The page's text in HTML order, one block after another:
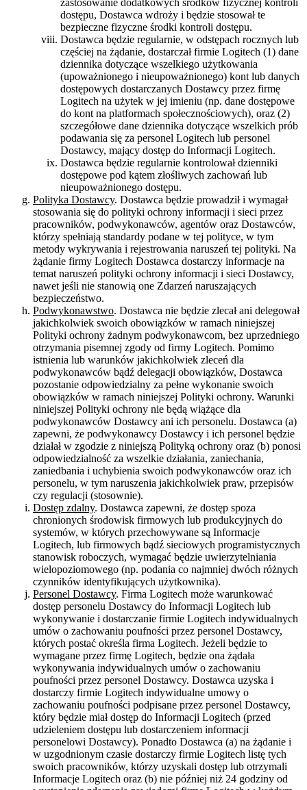
zastosowanie dodatkowych środków fizycznej kontroli
dostępu, Dostawca wdroży i będzie stosował te
bezpieczne fizyczne środki kontroli dostępu.
Dostawca będzie regularnie, w odstępach rocznych lub
częściej na żądanie, dostarczał firmie Logitech (1) dane
dziennika dotyczące wszelkiego użytkowania
(upoważnionego i nieupoważnionego) kont lub danych
dostępowych dostarczanych Dostawcy przez firmę
Logitech na użytek w jej imieniu (np. dane dostępowe
do kont na platformach społecznościowych), oraz (2)
szczegółowe dane dziennika dotyczące wszelkich prób
podawania się za personel Logitech lub personel
Dostawcy, mający dostęp do Informacji Logitech.
Dostawca będzie regularnie kontrolował dzienniki
dostępowe pod kątem złośliwych zachowań lub
nieupoważnionego dostępu.
Polityka Dostawcy. Dostawca będzie prowadził i wymagał
stosowania się do polityki ochrony informacji i sieci przez
pracowników, podwykonawców, agentów oraz Dostawców,
którzy spełniają standardy podane w tej polityce, w tym
metody wykrywania i rejestrowania naruszeń tej polityki. Na
żądanie firmy Logitech Dostawca dostarczy informacje na
temat naruszeń polityki ochrony informacji i sieci Dostawcy,
nawet jeśli nie stanowią one Zdarzeń naruszających
bezpieczeństwo.
Podwykonawstwo. Dostawca nie będzie zlecał ani delegował
jakichkolwiek swoich obowiązków w ramach niniejszej
Polityki ochrony żadnym podwykonawcom, bez uprzedniego
otrzymania pisemnej zgody od firmy Logitech. Pomimo
istnienia lub warunków jakichkolwiek zleceń dla
podwykonawców bądź delegacji obowiązków, Dostawca
pozostanie odpowiedzialny za pełne wykonanie swoich
obowiązków w ramach niniejszej Polityki ochrony. Warunki
niniejszej Polityki ochrony nie będą wiążące dla
podwykonawców Dostawcy ani ich personelu. Dostawca (a)
zapewni, że podwykonawcy Dostawcy i ich personel będzie
działał w zgodzie z niniejszą Polityką ochrony oraz (b) ponosi
odpowiedzialność za wszelkie działania, zaniechania,
zaniedbania i uchybienia swoich podwykonawców oraz ich
personelu, w tym naruszenia jakichkolwiek praw, przepisów
czy regulacji (stosownie).
Dostęp zdalny. Dostawca zapewni, że dostęp spoza
chronionych środowisk firmowych lub produkcyjnych do
systemów, w których przechowywane są Informacje
Logitech, lub firmowych bądź sieciowych programistycznych
stanowisk roboczych, wymagać będzie uwierzytelniania
wielopoziomowego (np. podania co najmniej dwóch różnych
czynników identyfikujących użytkownika).
Personel Dostawcy. Firma Logitech może warunkować
dostęp personelu Dostawcy do Informacji Logitech lub
wykonywanie i dostarczanie firmie Logitech indywidualnych
umów o zachowaniu poufności przez personel Dostawcy,
których postać określa firma Logitech. Jeżeli będzie to
wymagane przez firmę Logitech, będzie ona żądała
wykonywania indywidualnych umów o zachowaniu
poufności przez personel Dostawcy. Dostawca uzyska i
dostarczy firmie Logitech indywidualne umowy o
zachowaniu poufności podpisane przez personel Dostawcy,
który będzie miał dostęp do Informacji Logitech (przed
udzieleniem dostępu lub dostarczeniem informacji
personelowi Dostawcy). Ponadto Dostawca (a) na żądanie i
w uzgodnionym czasie dostarczy firmie Logitech listę tych
swoich pracowników, którzy uzyskali dostęp lub otrzymali
Informacje Logitech oraz (b) nie później niż 24 godziny od